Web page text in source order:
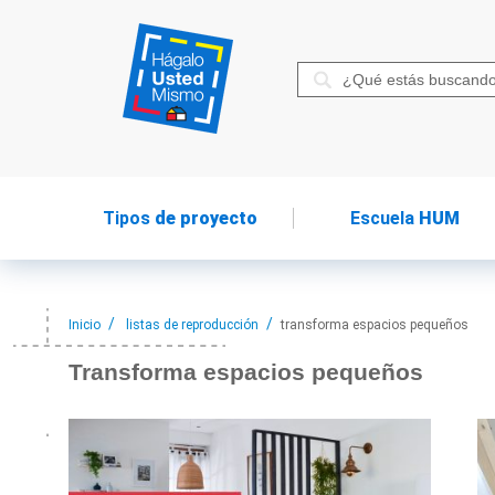
Tipos de proyecto Escuela HUM
Inicio listas de reproducción transforma espacios pequeños
Transforma espacios pequeños